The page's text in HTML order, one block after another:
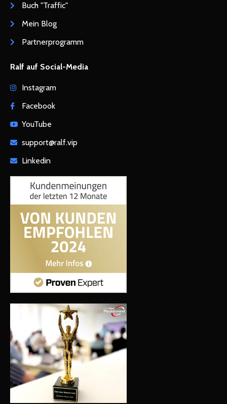
Buch "Traffic"
Mein Blog
Partnerprogramm
Ralf auf Social-Media
Instagram
Facebook
YouTube
support@ralf.vip
Linkedin